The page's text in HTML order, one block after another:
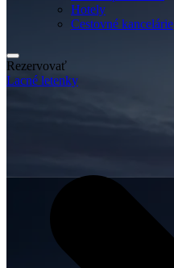
Hotely
Cestovné kancelárie
Rezervovať
Lacné letenky